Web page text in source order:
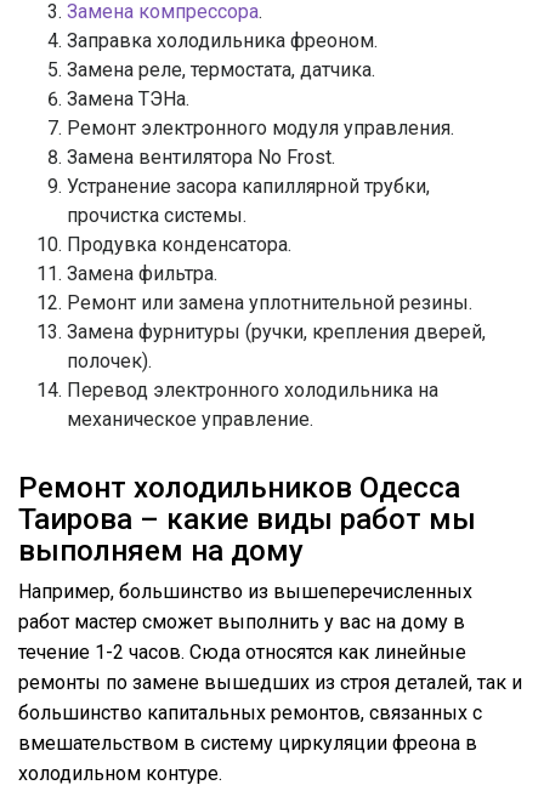
Замена компрессора.
Заправка холодильника фреоном.
Замена реле, термостата, датчика.
Замена ТЭНа.
Ремонт электронного модуля управления.
Замена вентилятора No Frost.
Устранение засора капиллярной трубки,
прочистка системы.
Продувка конденсатора.
Замена фильтра.
Ремонт или замена уплотнительной резины.
Замена фурнитуры (ручки, крепления дверей,
полочек).
Перевод электронного холодильника на
механическое управление.
Ремонт холодильников Одесса
Таирова – какие виды работ мы
выполняем на дому
Например, большинство из вышеперечисленных
работ мастер сможет выполнить у вас на дому в
течение 1-2 часов. Сюда относятся как линейные
ремонты по замене вышедших из строя деталей, так и
большинство капитальных ремонтов, связанных с
вмешательством в систему циркуляции фреона в
холодильном контуре.